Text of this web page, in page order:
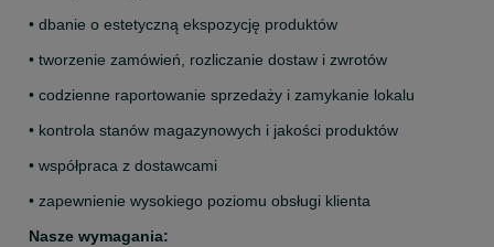
• dbanie o estetyczną ekspozycję produktów
• tworzenie zamówień, rozliczanie dostaw i zwrotów
• codzienne raportowanie sprzedaży i zamykanie lokalu
• kontrola stanów magazynowych i jakości produktów
• współpraca z dostawcami
• zapewnienie wysokiego poziomu obsługi klienta
Nasze wymagania: